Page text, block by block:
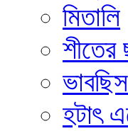
মিতালি
শীতের
হটাৎ